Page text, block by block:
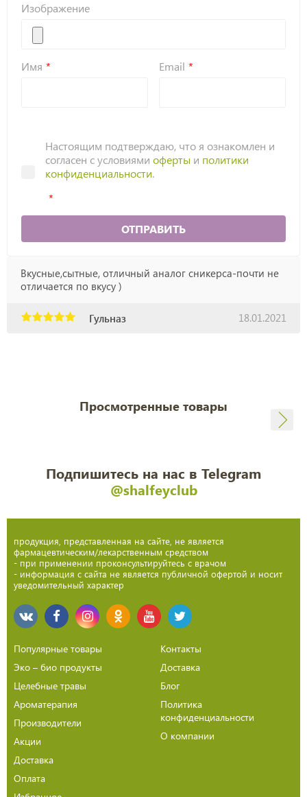
Изображение
Имя Email
Настоящим подтверждаю, что я ознакомлен и
согласен с условиями оферты и политики
конфиденциальности.
ОТПРАВИТЬ
Вкусные,сытные, отличный аналог сникерса-почти не
отличается по вкусу )
Гульназ 18.01.2021
Просмотренные товары
Подпишитесь на нас в Telegram
@shalfeyclub
продукция, представленная на сайте, не является
фармацевтическим/лекарственным средством
- при применении проконсультируйтесь с врачом
- информация с сайта не является публичной офертой и носит
уведомительный характер
Популярные товары
Эко – био продукты
Целебные травы
Ароматерапия
Производители
Акции
Доставка
Оплата
Контакты
Доставка
Блог
Политика
конфиденциальности
О компании